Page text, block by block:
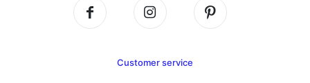
Customer service